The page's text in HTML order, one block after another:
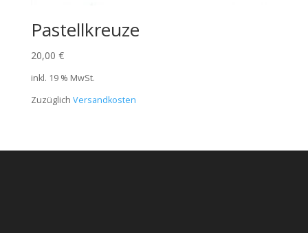
Pastellkreuze
20,00 €
inkl. 19 % MwSt.
Zuzüglich Versandkosten